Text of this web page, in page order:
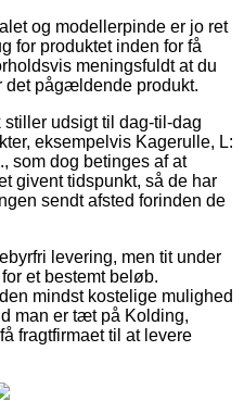
og modellerpinde er jo ret
for produktet inden for få
meningsfuldt at du
det pågældende produkt.
udsigt til dag-til-dag
eksempelvis Kagerulle, L:
som dog betinges af at
givent tidspunkt, så de har
sendt afsted forinden de
levering, men tit under
et bestemt beløb.
mindst kostelige mulighed
man er tæt på Kolding,
fragtfirmaet til at levere